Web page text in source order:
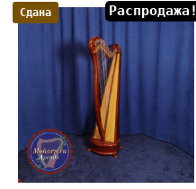
Сдана Распродажа!